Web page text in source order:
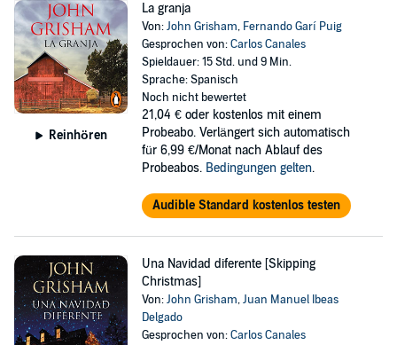
Reinhören
La granja
Von:John Grisham, Fernando Garí Puig
Gesprochen von:Carlos Canales
Spieldauer: 15 Std. und 9 Min.
Sprache: Spanisch
Noch nicht bewertet
21,04 € oder kostenlos mit einem
Probeabo. Verlängert sich automatisch
für 6,99 €/Monat nach Ablauf des
Probeabos. Bedingungen gelten.
Audible Standard kostenlos testen
Una Navidad diferente [Skipping
Christmas]
Von:John Grisham,Juan Manuel Ibeas
Delgado
Gesprochen von:Carlos Canales